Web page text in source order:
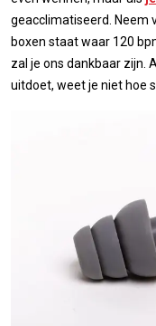
geacclimatiseerd. Neem
boxen staat waar 120
zal je ons dankbaar zijn.
uitdoet, weet je niet hoe